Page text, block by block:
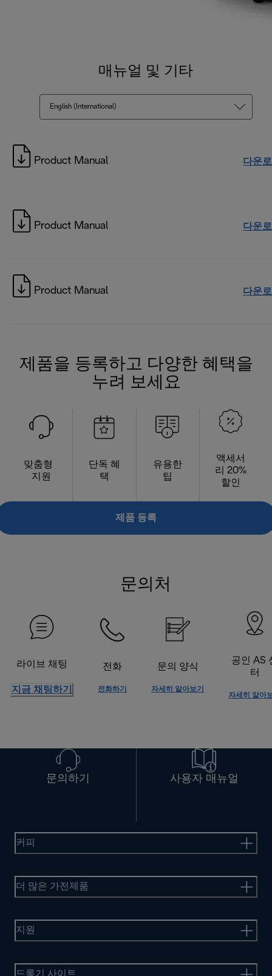
매뉴얼 및 기타
English (International)
Product Manual 다운
Product Manual 다운
Product Manual 다운
제품을 등록하고 다양한 혜택을
누려 보세요
맞춤형
지원
단독 혜
택
유용한
팁
액세서
리 20%
할인
제품 등록
문의처
라이브 채팅
지금 채팅하기
전화
전화하기
문의 양식
자세히 알아보기
공인 AS
터
자세히 알아
문의하기 사용자 매뉴얼
커피
더 많은 가전제품
지원
드롱기 사이트